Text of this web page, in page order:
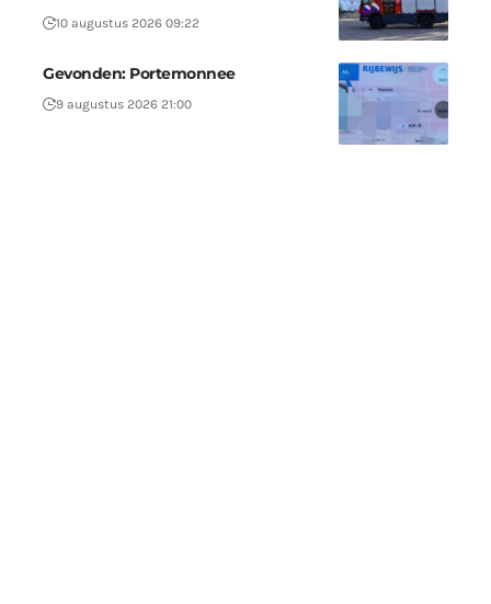
10 augustus 2026 09:22
Gevonden: Portemonnee
9 augustus 2026 21:00